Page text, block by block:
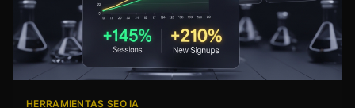
HERRAMIENTAS SEO IA